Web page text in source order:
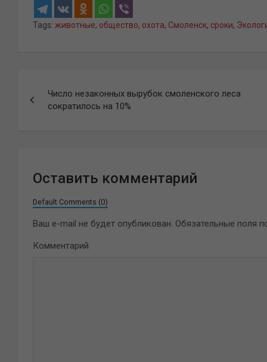
Tags: животные, общество, охота, Смоленск, сроки,
по
Число незаконных вырубок смоленского леса
сократилось на 10%
Оставить комментарий
Default Comments (0)
Ваш e-mail не будет опубликован. Обязательные поля
Комментарий